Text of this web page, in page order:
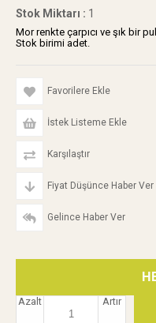
Stok Miktarı : 1
Mor renkte çarpıcı ve şık bir
Stok birimi adet.
Favorilere Ekle
İstek Listeme Ekle
Karşılaştır
Fiyat Düşünce Haber Ver
Gelince Haber Ver
Artır
Azalt